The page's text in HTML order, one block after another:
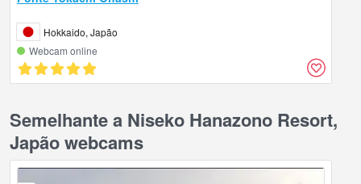
Hokkaido, Japão
Webcam online
Semelhante a Niseko Hanazono Resort,
Japão webcams